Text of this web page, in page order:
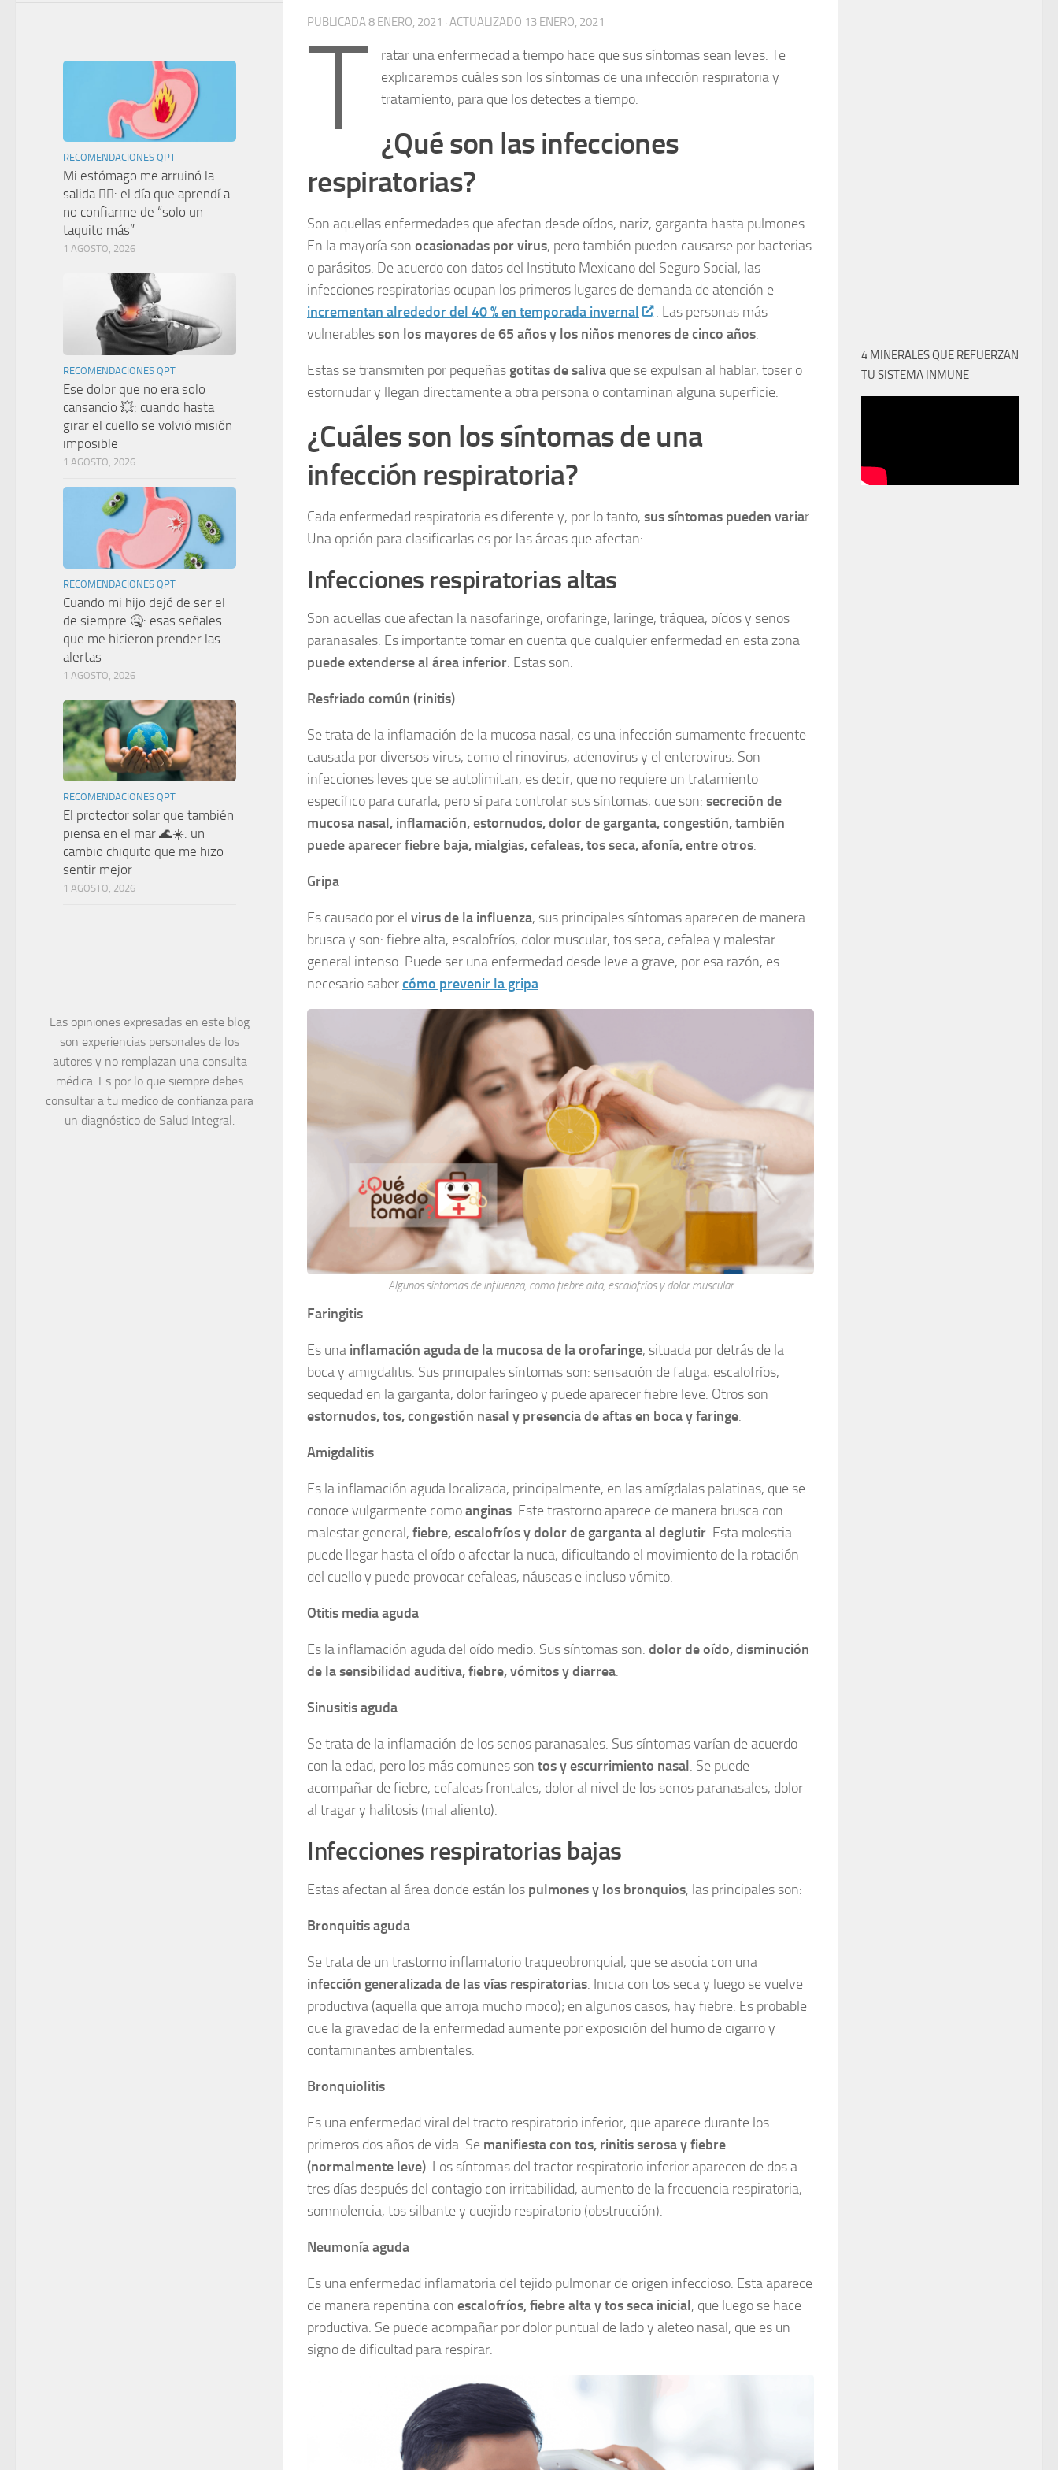
PUBLICADA8 ENERO, 2021 · ACTUALIZADO 13 ENERO, 2021
T
ratar una enfermedad a tiempo hace que sus síntomas sean leves. Te
explicaremos cuáles son los síntomas de una infección respiratoria y
tratamiento, para que los detectes a tiempo.
¿Qué son las infecciones
respiratorias?
Son aquellas enfermedades que afectan desde oídos, nariz, garganta hasta pulmones.
En la mayoría son ocasionadas por virus, pero también pueden causarse por bacterias
o parásitos. De acuerdo con datos del Instituto Mexicano del Seguro Social, las
infecciones respiratorias ocupan los primeros lugares de demanda de atención e
incrementan alrededor del 40 % en temporada invernal
. Las personas más
vulnerablesson los mayores de 65 años y los niños menores de cinco años.
Estas se transmiten por pequeñas gotitas de saliva que se expulsan al hablar, toser o
estornudar y llegan directamente a otra persona o contaminan alguna superficie.
¿Cuáles son los síntomas de una
infección respiratoria?
Cada enfermedad respiratoria es diferente y, por lo tanto, sus síntomas pueden variar.
Una opción para clasificarlas es por las áreas que afectan:
Infecciones respiratorias altas
Son aquellas que afectan la nasofaringe, orofaringe, laringe, tráquea, oídos y senos
paranasales. Es importante tomar en cuenta que cualquier enfermedad en esta zona
puede extenderse al área inferior. Estas son:
Resfriado común (rinitis)
Se trata de la inflamación de la mucosa nasal, es una infección sumamente frecuente
causada por diversos virus, como el rinovirus, adenovirus y el enterovirus. Son
infecciones leves que se autolimitan, es decir, que no requiere un tratamiento
específico para curarla, pero sí para controlar sus síntomas, que son: secreción de
mucosa nasal, inflamación, estornudos, dolor de garganta, congestión, también
puede aparecer fiebre baja, mialgias, cefaleas, tos seca, afonía, entre otros.
Gripa
Es causado por el virus de la influenza, sus principales síntomas aparecen de manera
brusca y son: fiebre alta, escalofríos, dolor muscular, tos seca, cefalea y malestar
general intenso. Puede ser una enfermedad desde leve a grave, por esa razón, es
necesario sabercómo prevenir la gripa.
Algunos síntomas de influenza, como fiebre alta, escalofríos y dolor muscular
Faringitis
Es una inflamación aguda de la mucosa de la orofaringe, situada por detrás de la
boca y amigdalitis. Sus principales síntomas son: sensación de fatiga, escalofríos,
sequedad en la garganta, dolor faríngeo y puede aparecer fiebre leve. Otros son
estornudos, tos, congestión nasal y presencia de aftas en boca y faringe.
Amigdalitis
Es la inflamación aguda localizada, principalmente, en las amígdalas palatinas, que se
conoce vulgarmente comoanginas. Este trastorno aparece de manera brusca con
malestar general, fiebre, escalofríos y dolor de garganta al deglutir. Esta molestia
puede llegar hasta el oído o afectar la nuca, dificultando el movimiento de la rotación
del cuello y puede provocar cefaleas, náuseas e incluso vómito.
Otitis media aguda
Es la inflamación aguda del oído medio. Sus síntomas son: dolor de oído, disminución
de la sensibilidad auditiva, fiebre, vómitos y diarrea.
Sinusitis aguda
Se trata de la inflamación de los senos paranasales. Sus síntomas varían de acuerdo
con la edad, pero los más comunes son tos y escurrimiento nasal. Se puede
acompañar de fiebre, cefaleas frontales, dolor al nivel de los senos paranasales, dolor
al tragar y halitosis (mal aliento).
Infecciones respiratorias bajas
Estas afectan al área donde están los pulmones y los bronquios, las principales son:
Bronquitis aguda
Se trata de un trastorno inflamatorio traqueobronquial, que se asocia con una
infección generalizada de las vías respiratorias. Inicia con tos seca y luego se vuelve
productiva (aquella que arroja mucho moco); en algunos casos, hay fiebre. Es probable
que la gravedad de la enfermedad aumente por exposición del humo de cigarro y
contaminantes ambientales.
Bronquiolitis
Es una enfermedad viral del tracto respiratorio inferior, que aparece durante los
primeros dos años de vida. Se manifiesta con tos, rinitis serosa y fiebre
(normalmente leve). Los síntomas del tractor respiratorio inferior aparecen de dos a
tres días después del contagio con irritabilidad, aumento de la frecuencia respiratoria,
somnolencia, tos silbante y quejido respiratorio (obstrucción).
Neumonía aguda
Es una enfermedad inflamatoria del tejido pulmonar de origen infeccioso. Esta aparece
de manera repentina con escalofríos, fiebre alta y tos seca inicial, que luego se hace
productiva. Se puede acompañar por dolor puntual de lado y aleteo nasal, que es un
signo de dificultad para respirar.
RECOMENDACIONES QPT
Mi estómago me arruinó la
salida 🤦‍♀️: el día que aprendí a
no confiarme de “solo un
taquito más”
1 AGOSTO, 2026
RECOMENDACIONES QPT
Ese dolor que no era solo
cansancio 💥: cuando hasta
girar el cuello se volvió misión
imposible
1 AGOSTO, 2026
RECOMENDACIONES QPT
Cuando mi hijo dejó de ser el
de siempre 🤒: esas señales
que me hicieron prender las
alertas
1 AGOSTO, 2026
RECOMENDACIONES QPT
El protector solar que también
piensa en el mar 🌊☀️: un
cambio chiquito que me hizo
sentir mejor
1 AGOSTO, 2026
Las opiniones expresadas en este blog
son experiencias personales de los
autores y no remplazan una consulta
médica. Es por lo que siempre debes
consultar a tu medico de confianza para
un diagnóstico de Salud Integral.
4 MINERALES QUE REFUERZAN
TU SISTEMA INMUNE